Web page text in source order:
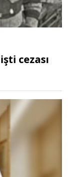
cezası